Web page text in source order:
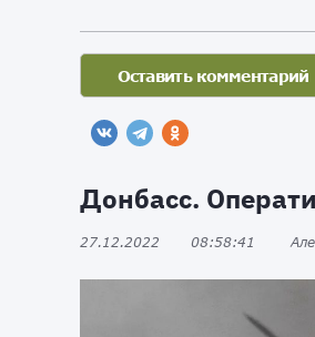
Донбасс.
27.12.2022 08:58:41